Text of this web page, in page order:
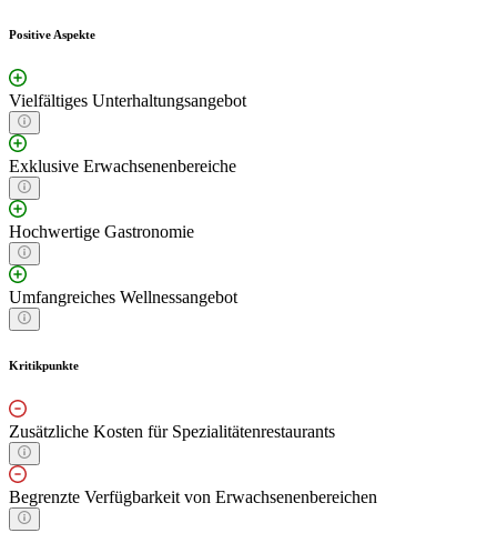
Positive Aspekte
Vielfältiges Unterhaltungsangebot
Exklusive Erwachsenenbereiche
Hochwertige Gastronomie
Umfangreiches Wellnessangebot
Kritikpunkte
Zusätzliche Kosten für Spezialitätenrestaurants
Begrenzte Verfügbarkeit von Erwachsenenbereichen